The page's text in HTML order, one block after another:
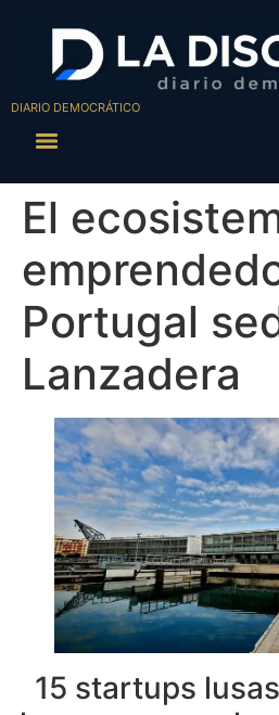
DIARIO DEMOCRÁTICO
El
Portugal
Lanzadera
15 startups